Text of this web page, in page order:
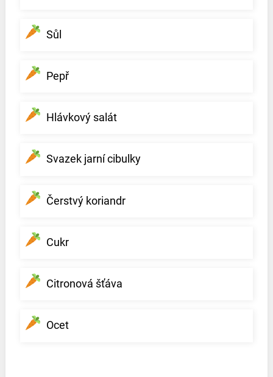
Sůl
Pepř
Hlávkový salát
Svazek jarní cibulky
Čerstvý koriandr
Cukr
Citronová šťáva
Ocet